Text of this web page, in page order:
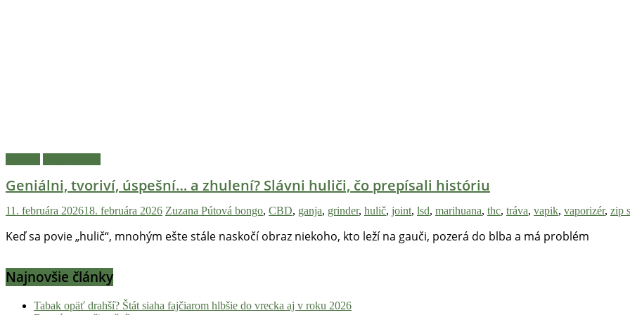
a
lifestyle.
Klikni
nalaď
sa
na
Geniálni, tvoriví, úspešní… a zhulení? Slávni huliči, čo prepísali históriu
11. februára 202618. februára 2026 Zuzana Pútová bongo, CBD, ganja, grinder, hulič, joint, lsd, marihuana, thc, tráva, vapik, vaporizér, zip
Keď sa povie „hulič“, mnohým ešte stále naskočí obraz niekoho, kto leží na gauči, pozerá do blba a má problém
Najnovšie články
Tabak opäť drahší? Štát siaha fajčiarom hlbšie do vrecka aj v roku 2026